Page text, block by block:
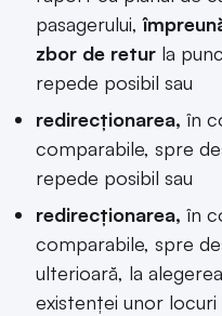
pasagerului,
zbor de retur la
repede posibil sau
redirecţionarea, în
comparabile, spre
repede posibil sau
redirecţionarea, în
comparabile, spre
ulterioară, la
existenţei unor locuri